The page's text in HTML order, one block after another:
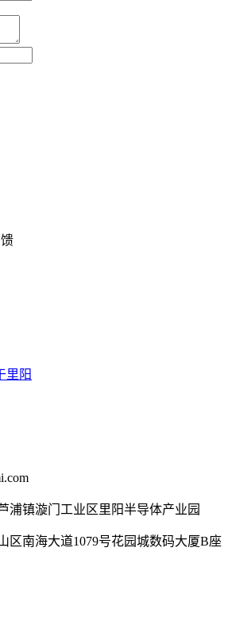
里阳
浦镇漩门工业区里阳半导体产业园
区南海大道1079号花园城数码大厦B座